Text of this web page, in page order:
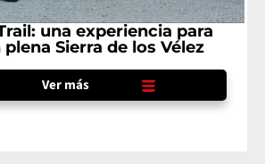
una experiencia para
Sierra de los Vélez
Ver más